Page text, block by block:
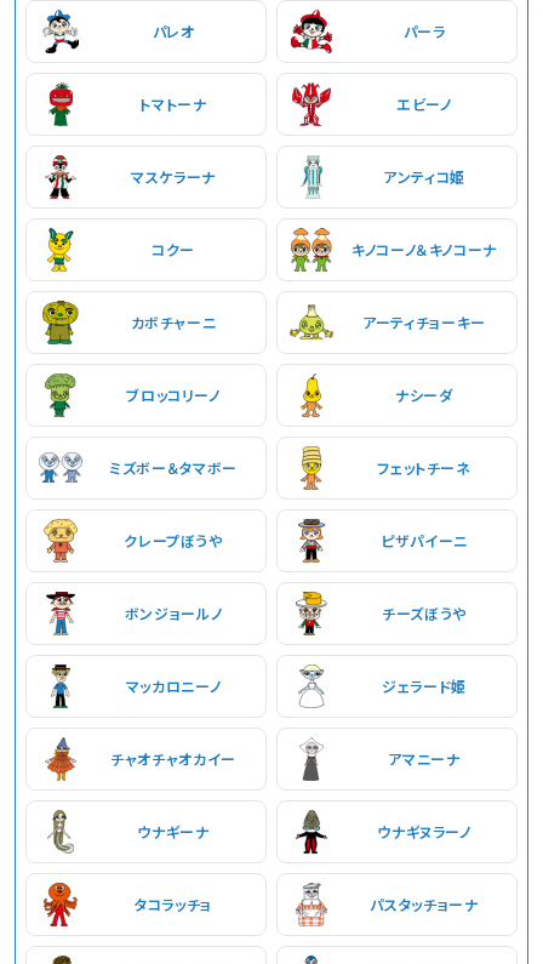
パレオ パーラ
トマトーナ エビーノ
マスケラーナ アンティコ姫
コクー キノコーノ＆キノコーナ
カボチャーニ アーティチョーキー
ブロッコリーノ ナシーダ
ミズボー＆タマボー フェットチーネ
クレープぼうや ピザパイーニ
ボンジョールノ チーズぼうや
マッカロニーノ ジェラード姫
チャオチャオカイー アマニーナ
ウナギーナ ウナギヌラーノ
タコラッチョ パスタッチョーナ